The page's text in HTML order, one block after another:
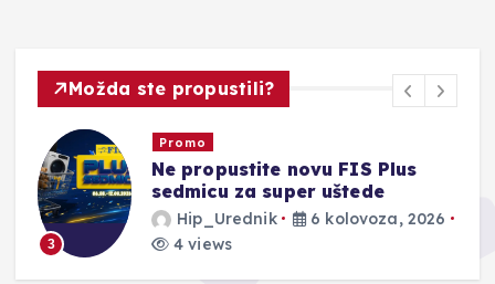
Možda ste propustili?
3
Promo
Ne propustite novu FIS Plus
sedmicu za super uštede
Hip_Urednik
6 kolovoza, 2026
4 views